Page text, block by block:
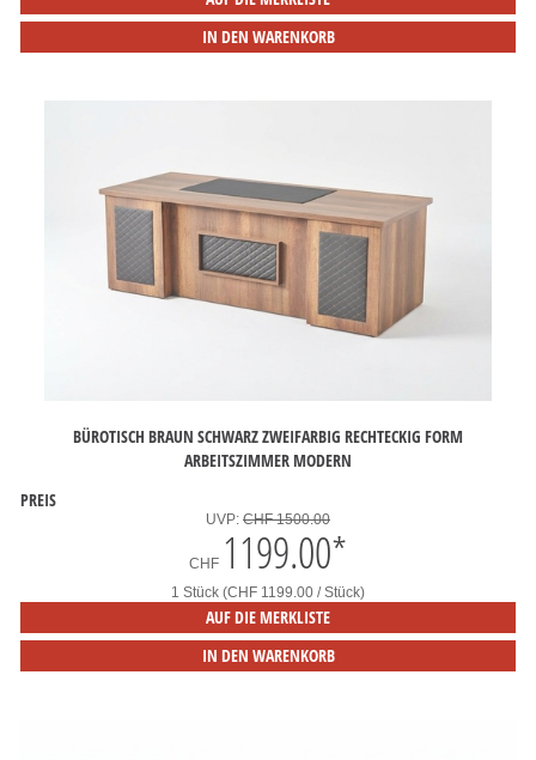
IN DEN WARENKORB
BÜROTISCH BRAUN SCHWARZ ZWEIFARBIG RECHTECKIG FORM
ARBEITSZIMMER MODERN
PREIS
UVP: CHF 1500.00
CHF 1199.00*
1 Stück (CHF 1199.00 / Stück)
AUF DIE MERKLISTE
IN DEN WARENKORB